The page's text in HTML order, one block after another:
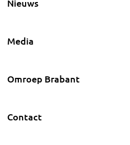
Nieuws
Media
Omroep Brabant
Contact